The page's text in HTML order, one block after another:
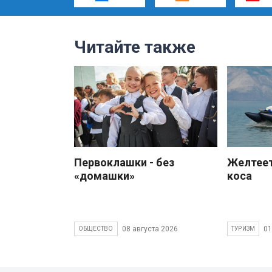
Читайте также
Первоклашки - без
«домашки»
ОБЩЕСТВО 08 августа 2026
коса
ТУРИЗМ